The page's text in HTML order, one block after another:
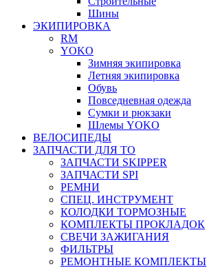
Шины
ЭКИПИРОВКА
RM
YOKO
Зимняя экипировка
Летняя экипировка
Обувь
Повседневная одежда
Сумки и рюкзаки
Шлемы YOKO
ВЕЛОСИПЕДЫ
ЗАПЧАСТИ ДЛЯ ТО
ЗАПЧАСТИ SKIPPER
ЗАПЧАСТИ SPI
РЕМНИ
СПЕЦ. ИНСТРУМЕНТ
КОЛОДКИ ТОРМОЗНЫЕ
КОМПЛЕКТЫ ПРОКЛАДОК
СВЕЧИ ЗАЖИГАНИЯ
ФИЛЬТРЫ
РЕМОНТНЫЕ КОМПЛЕКТЫ